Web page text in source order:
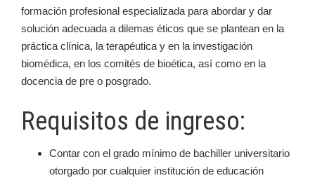
formación profesional especializada para abordar y dar
solución adecuada a dilemas éticos que se plantean en la
práctica clínica, la terapéutica y en la investigación
biomédica, en los comités de bioética, así como en la
docencia de pre o posgrado.
Requisitos de ingreso:
Contar con el grado mínimo de bachiller universitario
otorgado por cualquier institución de educación